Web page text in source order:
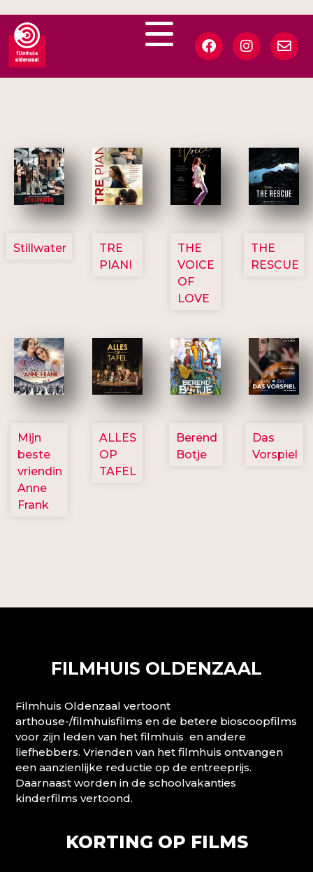
3123
Stillwater
3129
TRE
PIANI
3135
THE
VOICE
OF
LOVE
3148
THE
RESCUE
2757
Mijn
beste
vriendin
Anne
Frank
3154
ALLES
OP
TAFEL
2799
Berend
Botje
2777
Das
Vorspiel
FILMHUIS OLDENZAAL
Filmhuis Oldenzaal vertoont
arthouse-/filmhuisfilms en de betere bioscoopfilms
voor zijn leden van het filmhuis en andere
liefhebbers. Vrienden van het filmhuis ontvangen
een aanzienlijke reductie op de entreeprijs.
Daarnaast worden in de schoolvakanties
kinderfilms vertoond.
KORTING OP FILMS